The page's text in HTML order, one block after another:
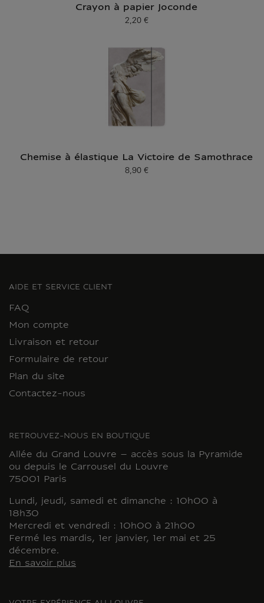
Crayon à papier Joconde
Prix ​​actuel
2,20 €
Chemise à élastique La Victoire de Samothrace
Prix ​​actuel
8,90 €
AIDE ET SERVICE CLIENT
FAQ
Mon compte
Livraison et retour
Formulaire de retour
Plan du site
Contactez-nous
RETROUVEZ-NOUS EN BOUTIQUE
Allée du Grand Louvre – accès sous la Pyramide
ou depuis le Carrousel du Louvre
75001 Paris
Lundi, jeudi, samedi et dimanche : 10h00 à
18h30
Mercredi et vendredi : 10h00 à 21h00
Fermé les mardis, 1er janvier, 1er mai et 25
décembre.
En savoir plus